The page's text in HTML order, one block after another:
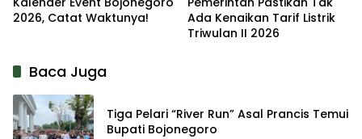
2026, Catat Waktunya!
Ada Kenaikan Tarif Listrik
Triwulan II 2026
Baca Juga
Tiga Pelari “River Run” Asal Prancis Temui
Bupati Bojonegoro